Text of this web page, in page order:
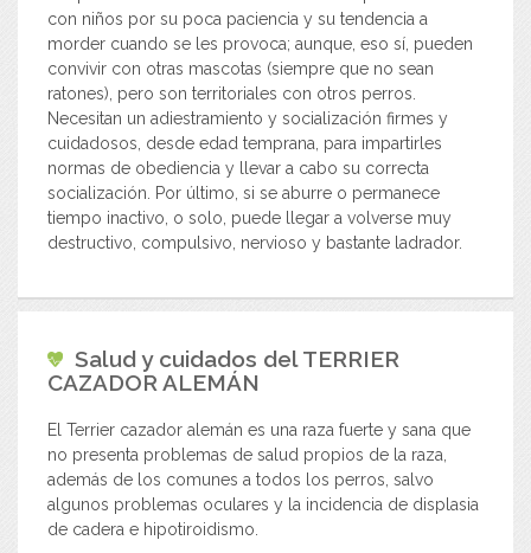
con niños por su poca paciencia y su tendencia a
morder cuando se les provoca; aunque, eso sí, pueden
convivir con otras mascotas (siempre que no sean
ratones), pero son territoriales con otros perros.
Necesitan un adiestramiento y socialización firmes y
cuidadosos, desde edad temprana, para impartirles
normas de obediencia y llevar a cabo su correcta
socialización. Por último, si se aburre o permanece
tiempo inactivo, o solo, puede llegar a volverse muy
destructivo, compulsivo, nervioso y bastante ladrador.
Salud y cuidados delTERRIER
CAZADOR ALEMÁN
El Terrier cazador alemán es una raza fuerte y sana que
no presenta problemas de salud propios de la raza,
además de los comunes a todos los perros, salvo
algunos problemas oculares y la incidencia de displasia
de cadera e hipotiroidismo.